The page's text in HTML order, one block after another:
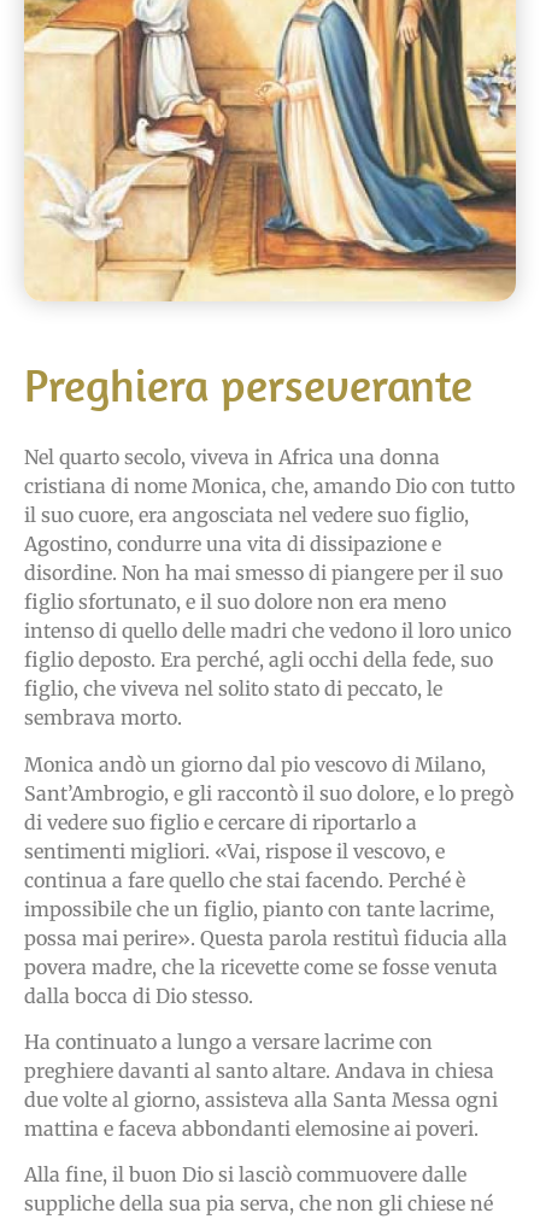
Preghiera perseverante
Nel quarto secolo, viveva in Africa una donna
cristiana di nome Monica, che, amando Dio con tutto
il suo cuore, era angosciata nel vedere suo figlio,
Agostino, condurre una vita di dissipazione e
disordine. Non ha mai smesso di piangere per il suo
figlio sfortunato, e il suo dolore non era meno
intenso di quello delle madri che vedono il loro unico
figlio deposto. Era perché, agli occhi della fede, suo
figlio, che viveva nel solito stato di peccato, le
sembrava morto.
Monica andò un giorno dal pio vescovo di Milano,
Sant’Ambrogio, e gli raccontò il suo dolore, e lo pregò
di vedere suo figlio e cercare di riportarlo a
sentimenti migliori. «Vai, rispose il vescovo, e
continua a fare quello che stai facendo. Perché è
impossibile che un figlio, pianto con tante lacrime,
possa mai perire». Questa parola restituì fiducia alla
povera madre, che la ricevette come se fosse venuta
dalla bocca di Dio stesso.
Ha continuato a lungo a versare lacrime con
preghiere davanti al santo altare. Andava in chiesa
due volte al giorno, assisteva alla Santa Messa ogni
mattina e faceva abbondanti elemosine ai poveri.
Alla fine, il buon Dio si lasciò commuovere dalle
suppliche della sua pia serva, che non gli chiese né